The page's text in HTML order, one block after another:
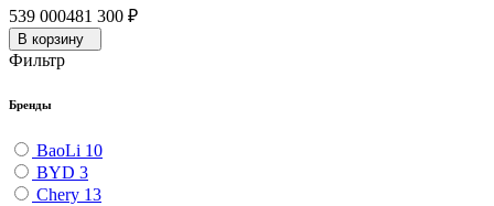
539 000481 300 ₽
В корзину
Фильтр
Бренды
BaoLi 10
BYD 3
Chery 13